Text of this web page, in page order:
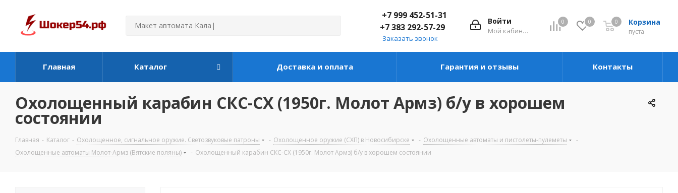
0 0 Корзина
пуста
0
Войти
Мой кабинет
+7 999 452-51-31
+7 383 292-57-29
Заказать звонок
Главная Каталог Доставка и оплата Гарантия и отзывы Контакты
Охолощенный карабин СКС-СХ (1950г. Молот Армз) б/у в хорошем
состоянии
Главная - Каталог - Охолощенное, сигнальное оружие. Светозвуковые патроны - Охолощенное оружие (СХП) в Новосибирске - Охолощенные автоматы и пистолеты-пулеметы
-
Охолощенные автоматы Молот-Армз (Вятские поляны)
- Охолощенный карабин СКС-СХ (1950г. Молот Армз) б/у в хорошем состоянии